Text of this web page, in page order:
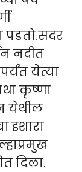
पडतो.सदर
नदीत
येत्या
कृष्णा
येथील
इशारा
दिला.